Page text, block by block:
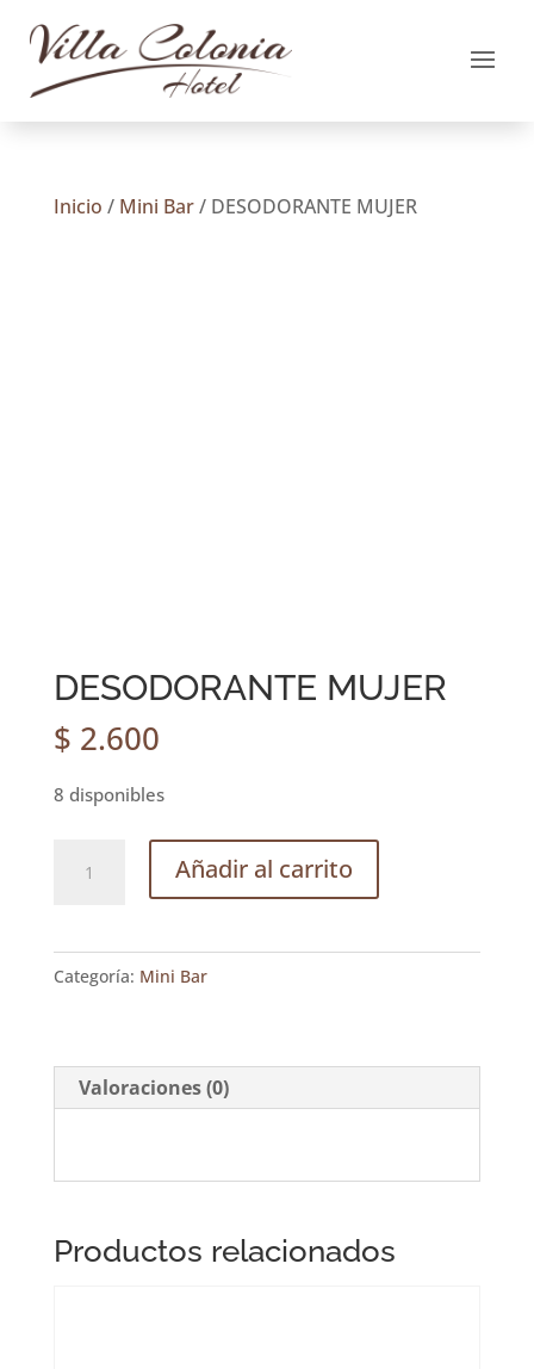
Inicio / Mini Bar/ DESODORANTE MUJER
DESODORANTE MUJER
$ 2.600
8 disponibles
MUJER
Añadir al carrito
Categoría: Mini Bar
Valoraciones (0)
Productos relacionados